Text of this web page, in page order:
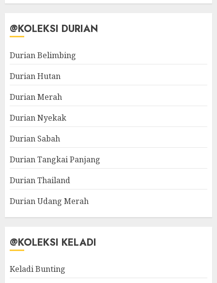
@KOLEKSI DURIAN
Durian Belimbing
Durian Hutan
Durian Merah
Durian Nyekak
Durian Sabah
Durian Tangkai Panjang
Durian Thailand
Durian Udang Merah
@KOLEKSI KELADI
Keladi Bunting